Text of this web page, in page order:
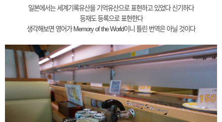
일본에서는 세계기록유산을 기억유산으로 표현하고 있었다 신기하다
등재도 등록으로 표현한다
생각해보면 영어가 Memory of the World이니 틀린 번역은 아닐 것이다